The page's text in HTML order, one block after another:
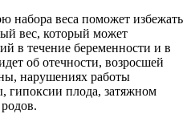
набора веса поможет избежать
вес, который может
в течение беременности и в
об отечности, возросшей
нарушениях работы
гипоксии плода, затяжном